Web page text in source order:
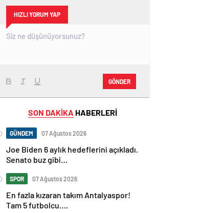
HIZLI YORUM YAP
GÖNDER
SON DAKİKA HABERLERİ
GÜNDEM 07 Ağustos 2026
Joe Biden 6 aylık hedeflerini açıkladı.
Senato buz gibi…
SPOR 07 Ağustos 2026
En fazla kızaran takım Antalyaspor!
Tam 5 futbolcu….